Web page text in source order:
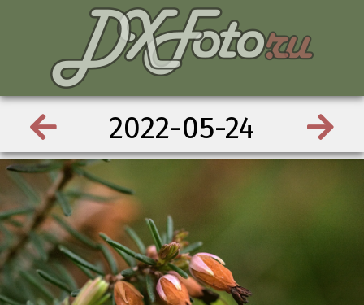
2022-05-24